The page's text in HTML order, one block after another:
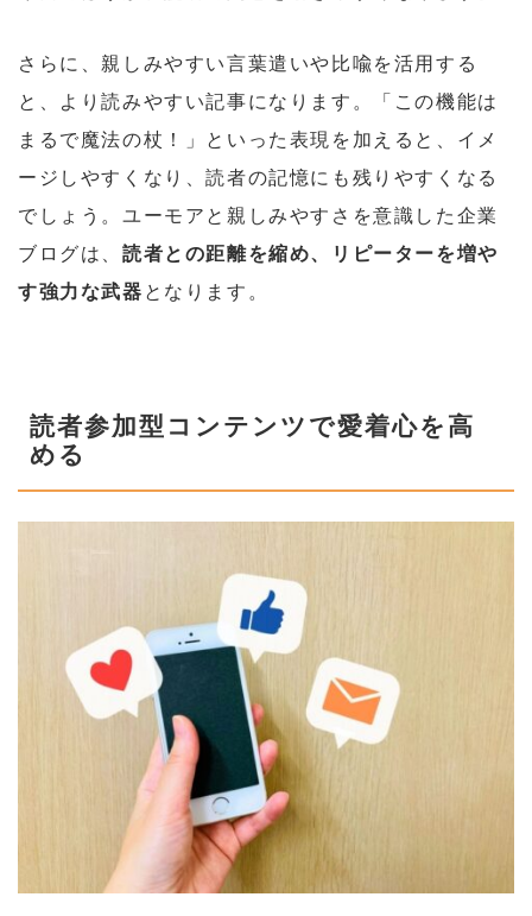
さらに、親しみやすい言葉遣いや比喩を活用する
と、より読みやすい記事になります。「この機能は
まるで魔法の杖！」といった表現を加えると、イメ
ージしやすくなり、読者の記憶にも残りやすくなる
でしょう。ユーモアと親しみやすさを意識した企業
ブログは、 読者との距離を縮め、リピーターを増や
す強力な武器 となります。
読者参加型コンテンツで愛着心を高
める